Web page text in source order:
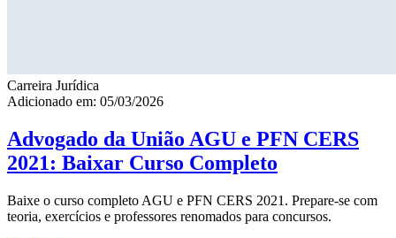
Carreira Jurídica
Adicionado em: 05/03/2026
Advogado da União AGU e PFN CERS
2021: Baixar Curso Completo
Baixe o curso completo AGU e PFN CERS 2021. Prepare-se com
teoria, exercícios e professores renomados para concursos.